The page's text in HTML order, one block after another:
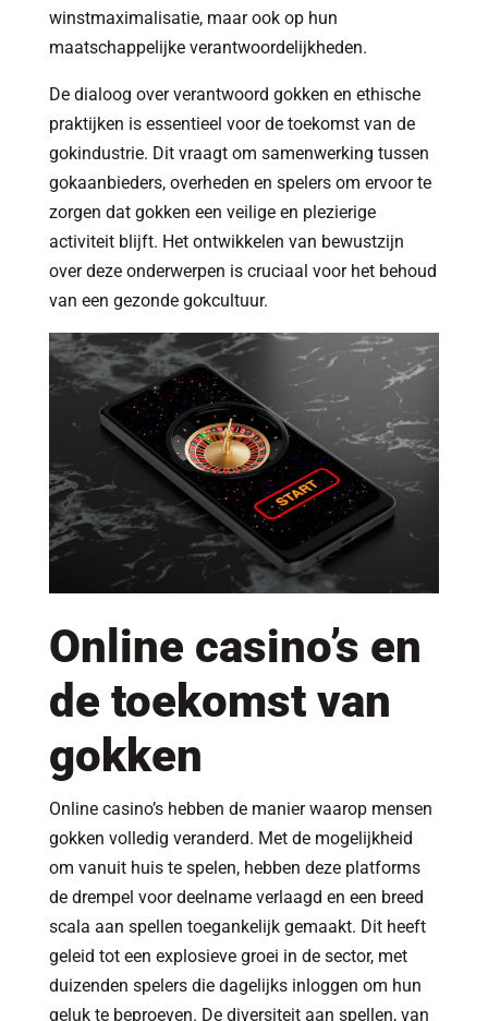
winstmaximalisatie, maar ook op hun
maatschappelijke verantwoordelijkheden.
De dialoog over verantwoord gokken en ethische
praktijken is essentieel voor de toekomst van de
gokindustrie. Dit vraagt om samenwerking tussen
gokaanbieders, overheden en spelers om ervoor te
zorgen dat gokken een veilige en plezierige
activiteit blijft. Het ontwikkelen van bewustzijn
over deze onderwerpen is cruciaal voor het behoud
van een gezonde gokcultuur.
Online casino’s en
de toekomst van
gokken
Online casino’s hebben de manier waarop mensen
gokken volledig veranderd. Met de mogelijkheid
om vanuit huis te spelen, hebben deze platforms
de drempel voor deelname verlaagd en een breed
scala aan spellen toegankelijk gemaakt. Dit heeft
geleid tot een explosieve groei in de sector, met
duizenden spelers die dagelijks inloggen om hun
geluk te beproeven. De diversiteit aan spellen, van